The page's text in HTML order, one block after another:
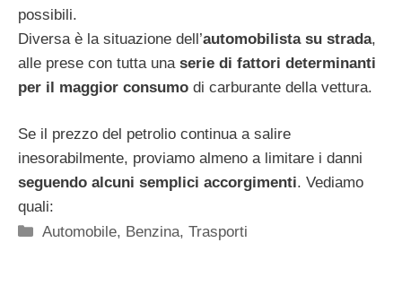
possibili.
Diversa è la situazione dell’automobilista su strada,
alle prese con tutta una serie di fattori determinanti
per il maggior consumo di carburante della vettura.
Se il prezzo del petrolio continua a salire
inesorabilmente, proviamo almeno a limitare i danni
seguendo alcuni semplici accorgimenti. Vediamo
quali:
Categorie
Automobile, Benzina,Trasporti